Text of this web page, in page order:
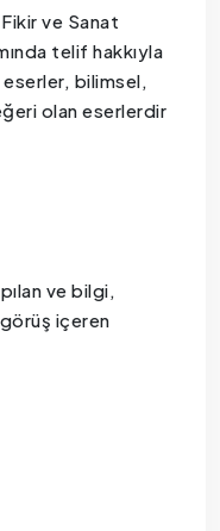
ve Sanat
telif hakkıyla
eserler, bilimsel,
olan eserlerdir
ve bilgi,
içeren